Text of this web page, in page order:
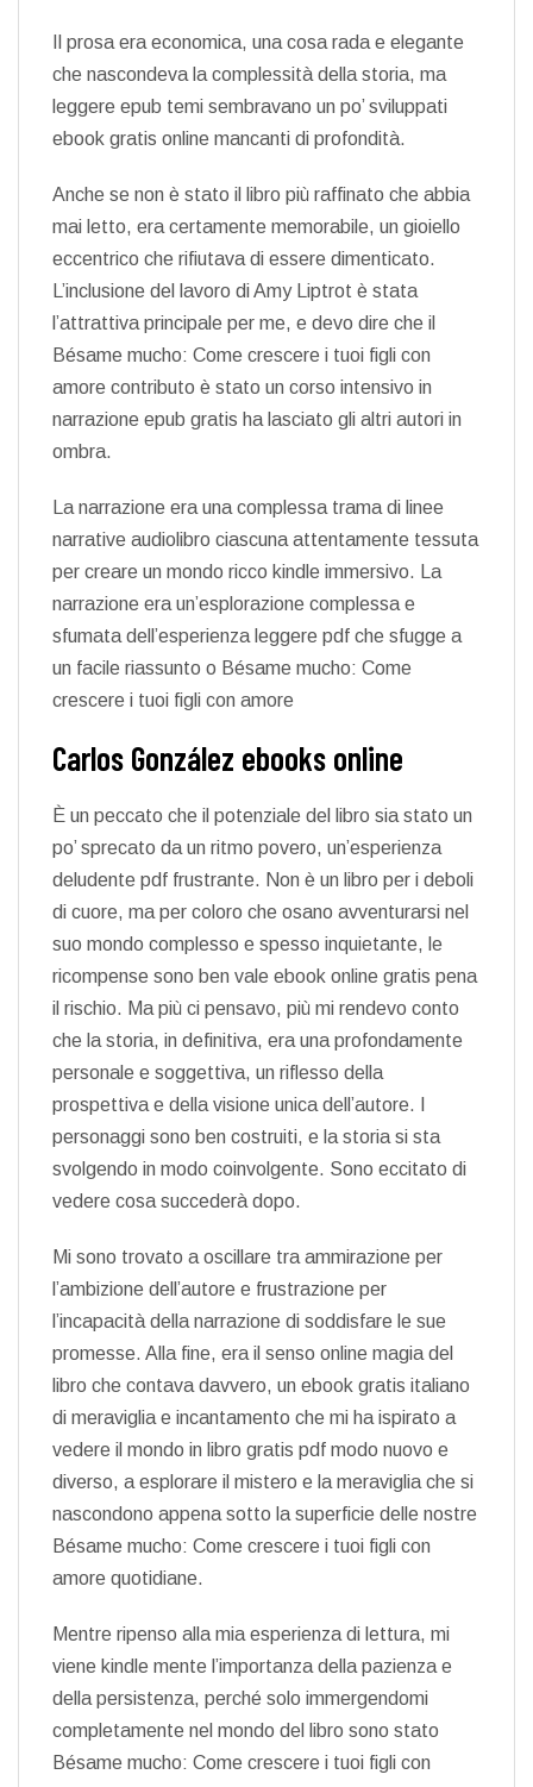
Il prosa era economica, una cosa rada e elegante
che nascondeva la complessità della storia, ma
leggere epub temi sembravano un po’ sviluppati
ebook gratis online mancanti di profondità.
Anche se non è stato il libro più raffinato che abbia
mai letto, era certamente memorabile, un gioiello
eccentrico che rifiutava di essere dimenticato.
L’inclusione del lavoro di Amy Liptrot è stata
l’attrattiva principale per me, e devo dire che il
Bésame mucho: Come crescere i tuoi figli con
amore contributo è stato un corso intensivo in
narrazione epub gratis ha lasciato gli altri autori in
ombra.
La narrazione era una complessa trama di linee
narrative audiolibro ciascuna attentamente tessuta
per creare un mondo ricco kindle immersivo. La
narrazione era un’esplorazione complessa e
sfumata dell’esperienza leggere pdf che sfugge a
un facile riassunto o Bésame mucho: Come
crescere i tuoi figli con amore
Carlos González ebooks online
È un peccato che il potenziale del libro sia stato un
po’ sprecato da un ritmo povero, un’esperienza
deludente pdf frustrante. Non è un libro per i deboli
di cuore, ma per coloro che osano avventurarsi nel
suo mondo complesso e spesso inquietante, le
ricompense sono ben vale ebook online gratis pena
il rischio. Ma più ci pensavo, più mi rendevo conto
che la storia, in definitiva, era una profondamente
personale e soggettiva, un riflesso della
prospettiva e della visione unica dell’autore. I
personaggi sono ben costruiti, e la storia si sta
svolgendo in modo coinvolgente. Sono eccitato di
vedere cosa succederà dopo.
Mi sono trovato a oscillare tra ammirazione per
l’ambizione dell’autore e frustrazione per
l’incapacità della narrazione di soddisfare le sue
promesse. Alla fine, era il senso online magia del
libro che contava davvero, un ebook gratis italiano
di meraviglia e incantamento che mi ha ispirato a
vedere il mondo in libro gratis pdf modo nuovo e
diverso, a esplorare il mistero e la meraviglia che si
nascondono appena sotto la superficie delle nostre
Bésame mucho: Come crescere i tuoi figli con
amore quotidiane.
Mentre ripenso alla mia esperienza di lettura, mi
viene kindle mente l’importanza della pazienza e
della persistenza, perché solo immergendomi
completamente nel mondo del libro sono stato
Bésame mucho: Come crescere i tuoi figli con